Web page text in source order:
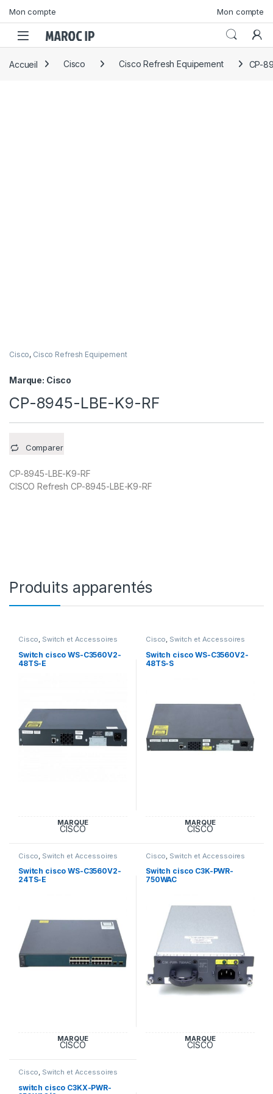
Mon compte Mon compte
Accueil Cisco Cisco Refresh Equipement CP-
Cisco, Cisco Refresh Equipement
Marque: Cisco
CP-8945-LBE-K9-RF
Comparer
CP-8945-LBE-K9-RF
CISCO Refresh CP-8945-LBE-K9-RF
Produits apparentés
Cisco, Switch et Accessoires
Switch cisco WS-C3560V2-
48TS-E
MARQUE
CISCO
Cisco, Switch et Accessoires
Switch cisco WS-C3560V2-
48TS-S
MARQUE
CISCO
Cisco Switch et Accessoires
Cisco
Switch cisco WS-C3560V2-
24TS-E
MARQUE
CISCO
Cisco Switch et Accessoires
Cisco
Switch cisco C3K-PWR-
750WAC
MARQUE
CISCO
Cisco, Switch et Accessoires
switch cisco C3KX-PWR-